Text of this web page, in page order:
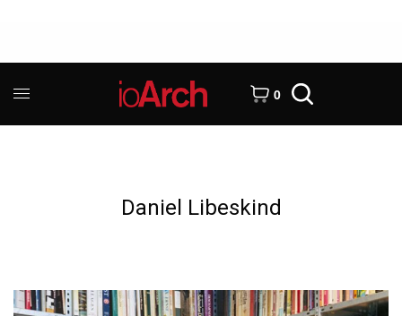
0
Daniel Libeskind